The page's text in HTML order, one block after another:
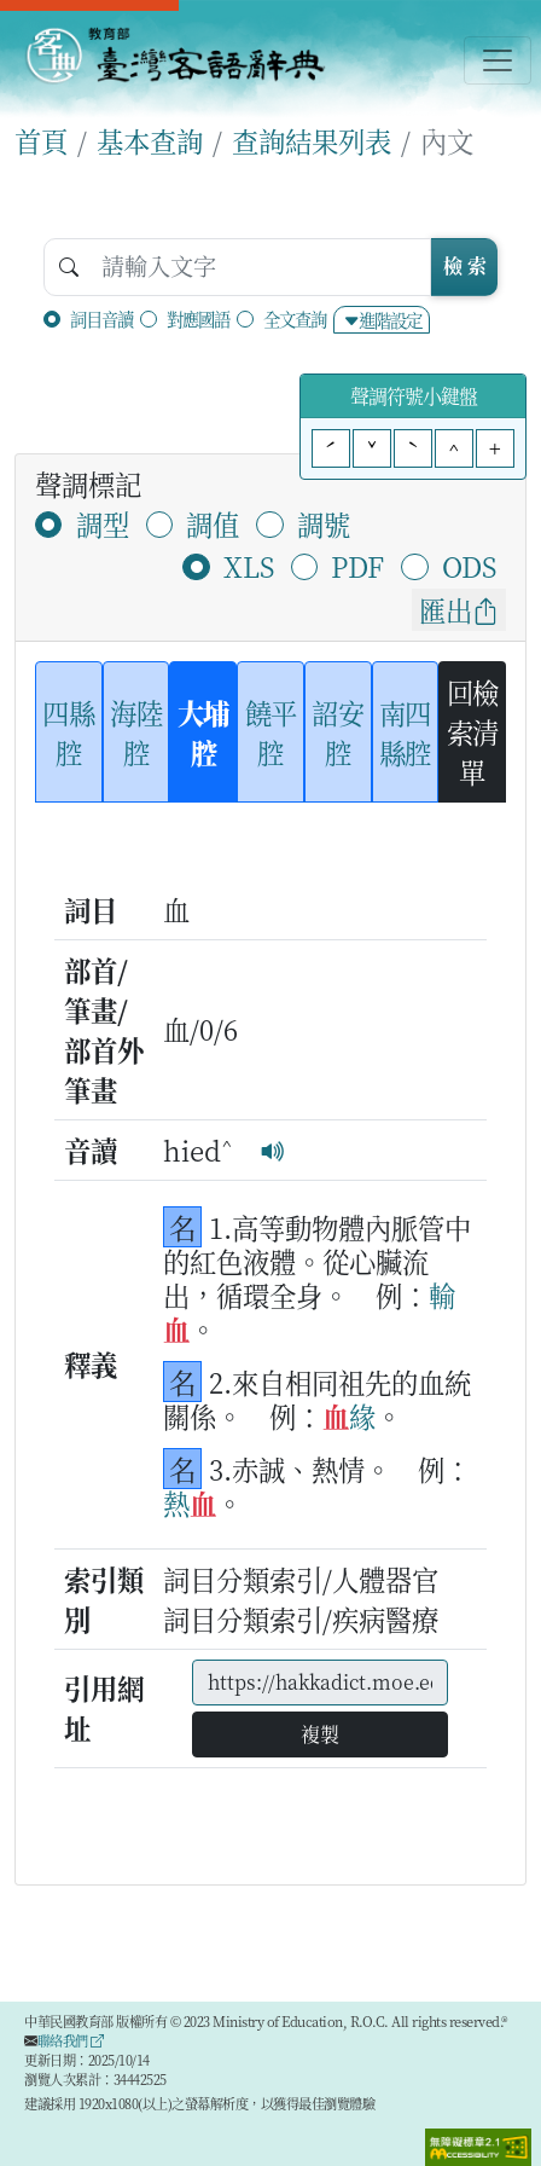
首頁 基本查詢 查詢結果列表 內文
詞目音讀 對應國語 全文查詢 進階設定
檢 索
聲調符號小鍵盤
ˊ
ˇ ˋ ^ +
聲調標記
調型
調值
調號
XLS
PDF
ODS
匯出
四縣
腔
海陸
腔
大埔
腔
饒平
腔
詔安
腔
南四
縣腔
回檢
索清
單
詞目
血
部首/
筆畫/
部首外
筆畫
血/0/6
音讀 hied^
釋義
名 1.高等動物體內脈管中
的紅色液體。從心臟流
出，循環全身。
例： 輸
血 。
名 2.來自相同祖先的血統
關係。
例： 血緣 。
名 3.赤誠、熱情。
例：
熱血 。
索引類
別
詞目分類索引/人體器官
詞目分類索引/疾病醫療
引用網
址
複製
中華民國教育部 版權所有 © 2023 Ministry of Education, R.O.C. All rights reserved.®
聯絡我們
更新日期：2025/10/14
瀏覽人次累計：34442525
建議採用 1920x1080(以上)之螢幕解析度，以獲得最佳瀏覽體驗